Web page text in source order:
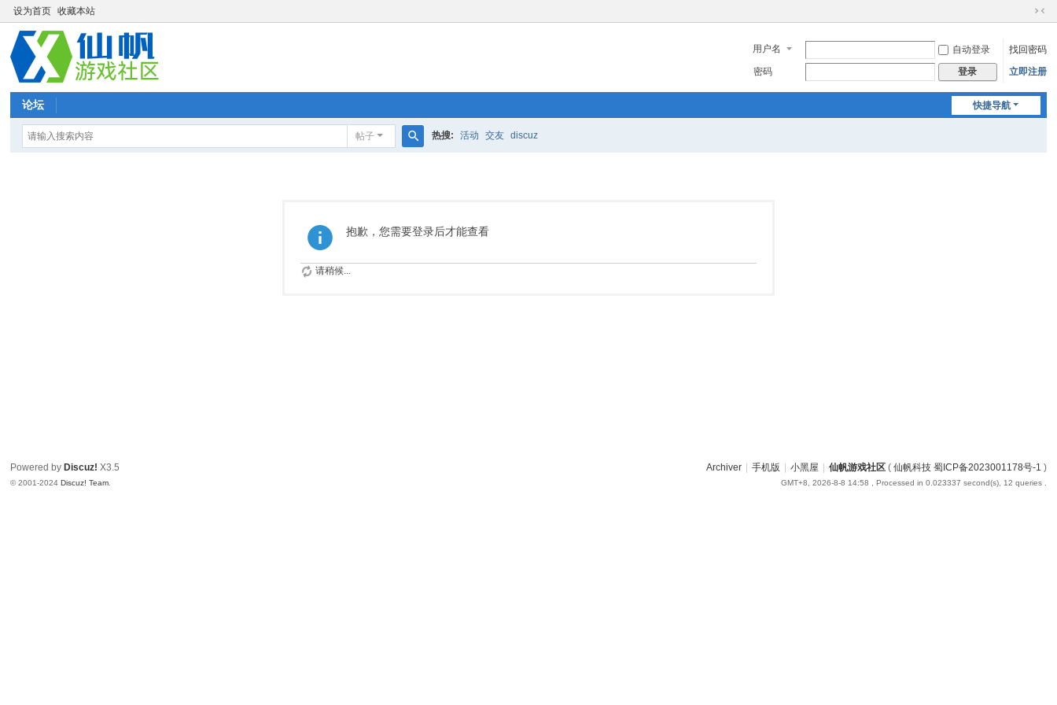
设为首页 收藏本站
切
到
窄
用户名 自动登录
找回密码
密码
登录 立即注册
快捷导航
论坛
帖子 热搜: 活动 交友 discuz
抱歉，您需要登录后才能查看
请稍候...
Archiver 手机版 小黑屋 仙帆游戏社区( 仙帆科技 蜀ICP备2023001178号-1 )
GMT+8, 2026-8-8 14:58 , Processed in 0.023337 second(s), 12 queries .
Powered by Discuz! X3.5
© 2001-2024Discuz! Team